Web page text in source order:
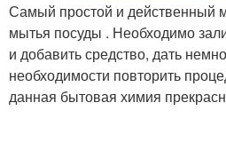
Самый простой и действенный
мытья посуды . Необходимо
и добавить средство, дать
необходимости повторить
данная бытовая химия